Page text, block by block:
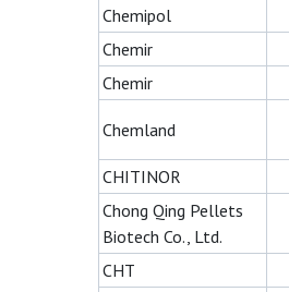
Chemipol
Chemir
Chemir
Chemland
CHITINOR
Chong Qing Pellets
Biotech Co., Ltd.
CHT